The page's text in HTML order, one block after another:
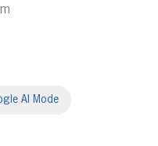
AI Mode